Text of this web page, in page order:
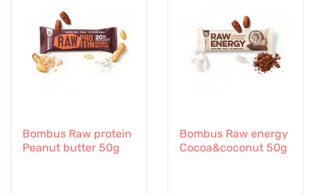
Bombus Raw protein
Peanut butter 50g
Bombus Raw energy
Cocoa&coconut 50g